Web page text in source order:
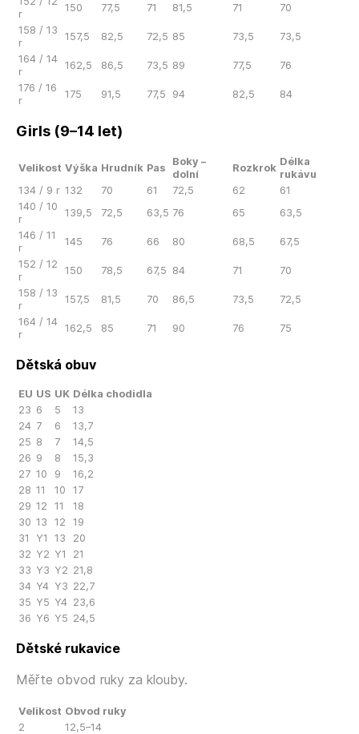
r
150 77,5 71 81,5 71
70
158 / 13
r
157,5 82,5 72,5 85 73,5
73,5
164 / 14
r
162,5 86,5 73,5 89 77,5
76
176 / 16
r
175 91,5 77,5 94 82,5 84
Girls (9–14 let)
Velikost Výška Hrudník Pas
Boky –
dolní
Rozkrok
Délka
rukávu
134 / 9 r 132 70 61 72,5 62
61
140 / 10
r
139,5 72,5 63,5 76 65
63,5
146 / 11
r
145 76 66 80 68,5
67,5
152 / 12
r
150 78,5 67,5 84 71
70
158 / 13
r
157,5 81,5 70 86,5 73,5
72,5
164 / 14
r
162,5 85 71 90 76 75
Dětská obuv
EU US UK Délka chodidla
23 6 5
13
24 7 6
13,7
25 8 7
14,5
26 9 8
15,3
27 10 9
16,2
28 11 10
17
29 12 11
18
30 13 12
19
31
Y1 13
20
32 Y2 Y1
21
33 Y3 Y2 21,8
34 Y4 Y3 22,7
35 Y5 Y4 23,6
36 Y6 Y5 24,5
Dětské rukavice
Měřte obvod ruky za klouby.
Velikost Obvod ruky
2
12,5–14